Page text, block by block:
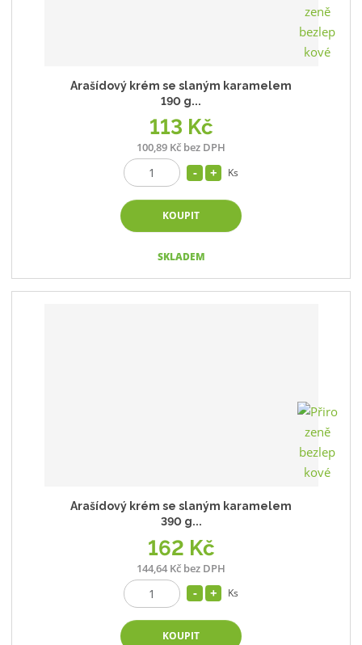
Arašídový krém se slaným karamelem
190 g...
113 Kč
100,89 Kč bez DPH
Ks
KOUPIT
SKLADEM
Arašídový krém se slaným karamelem
390 g...
162 Kč
144,64 Kč bez DPH
Ks
KOUPIT